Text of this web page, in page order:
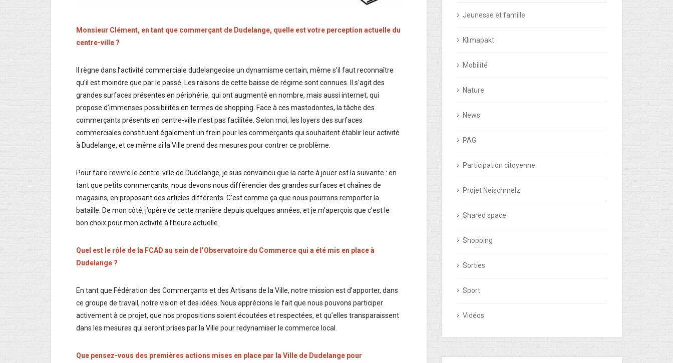
Monsieur Clément, en tant que commerçant de Dudelange, quelle est votre perception actuelle du
centre-ville ?
Il règne dans l’activité commerciale dudelangeoise un dynamisme certain, même s’il faut reconnaître
qu’il est moindre que par le passé. Les raisons de cette baisse de régime sont connues. Il s’agit des
grandes surfaces présentes en périphérie, qui ont augmenté en nombre, mais aussi internet, qui
propose d’immenses possibilités en termes de shopping. Face à ces mastodontes, la tâche des
commerçants présents en centre-ville n’est pas facilitée. Selon moi, les loyers des surfaces
commerciales constituent également un frein pour les commerçants qui souhaitent établir leur activité
à Dudelange, et ce même si la Ville prend des mesures pour contrer ce problème.
Pour faire revivre le centre-ville de Dudelange, je suis convaincu que la carte à jouer est la suivante : en
tant que petits commerçants, nous devons nous différencier des grandes surfaces et chaînes de
magasins, en proposant des articles différents. C’est comme ça que nous pourrons remporter la
bataille. De mon côté, j’opère de cette manière depuis quelques années, et je m’aperçois que c’est le
bon choix pour mon activité à l’heure actuelle.
Quel est le rôle de la FCAD au sein de l’Observatoire du Commerce qui a été mis en place à
Dudelange ?
En tant que Fédération des Commerçants et des Artisans de la Ville, notre mission est d’apporter, dans
ce groupe de travail, notre vision et des idées. Nous apprécions le fait que nous pouvons participer
activement à ce projet, que nos propositions soient écoutées et respectées, et qu’elles transparaissent
dans les mesures qui seront prises par la Ville pour redynamiser le commerce local.
Que pensez-vous des premières actions mises en place par la Ville de Dudelange pour
Jeunesse et famille
Klimapakt
Mobilité
Nature
News
PAG
Participation citoyenne
Projet Neischmelz
Shared space
Shopping
Sorties
Sport
Vidéos